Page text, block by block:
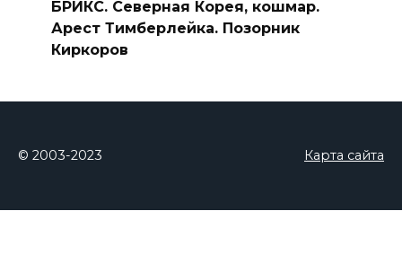
БРИКС. Северная Корея, кошмар.
Арест Тимберлейка. Позорник
Киркоров
© 2003-2023 Карта сайта